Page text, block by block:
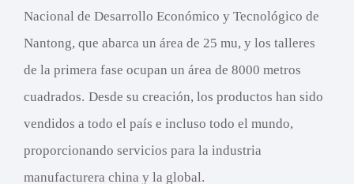
Nacional de Desarrollo Económico y Tecnológico de
Nantong, que abarca un área de 25 mu, y los talleres
de la primera fase ocupan un área de 8000 metros
cuadrados. Desde su creación, los productos han sido
vendidos a todo el país e incluso todo el mundo,
proporcionando servicios para la industria
manufacturera china y la global.